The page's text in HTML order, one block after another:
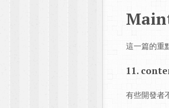
這一篇的重
11.
有些開發者